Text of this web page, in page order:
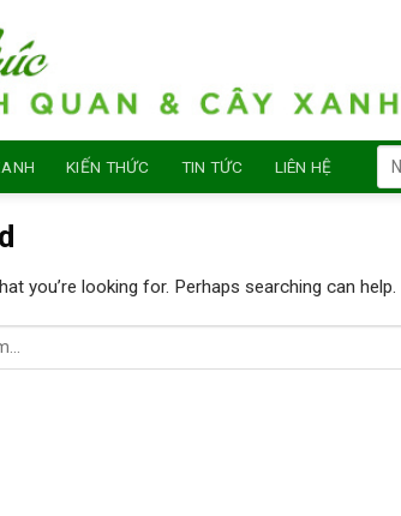
KIẾN THỨC TIN TỨC LIÊN HỆ
for:
you’re looking for. Perhaps searching can help.